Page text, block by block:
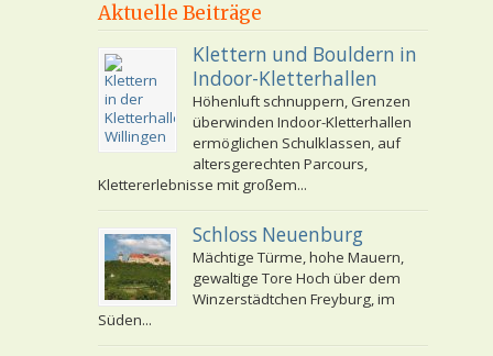
Aktuelle Beiträge
Klettern und Bouldern in
Indoor-Kletterhallen
Höhenluft schnuppern, Grenzen
überwinden Indoor-Kletterhallen
ermöglichen Schulklassen, auf
altersgerechten Parcours,
Klettererlebnisse mit großem...
Schloss Neuenburg
Mächtige Türme, hohe Mauern,
gewaltige Tore Hoch über dem
Winzerstädtchen Freyburg, im
Süden...